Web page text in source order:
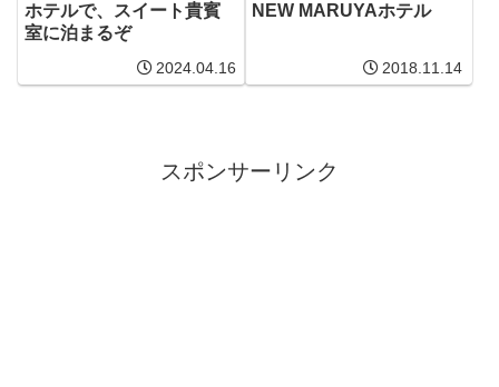
ホテルで、スイート貴賓
室に泊まるぞ
2024.04.16
NEW MARUYAホテル
2018.11.14
スポンサーリンク